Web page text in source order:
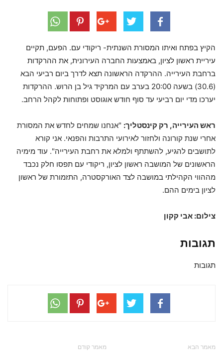
הקיץ בפתח ואיתו המסורת השנתית- ריקודי עם. הפעם, תקיים
עיריית ראשון לציון, באמצעות החברה העירונית, את ההרקדות
ברחבת העירייה. ההרקדה הראשונה תצא לדרך ביום רביעי הבא
(30.6) בשעה 20:00 בערב עם המרקיד גיל בן הרוש. ההרקדות
יערכו מדי יום רביעי עד סוף חודש אוגוסט ופתוחות לקהל הרחב.
ראש העירייה, רק קינסטליך: "אנחנו שמחים לחדש את המסורת
אחרי שנת קורונה ולחזור לאירועי התרבות והפנאי. אני קורא
לתושבים להגיע, להשתתף ולמלא את רחבת העירייה". עוד מימיה
הראשונים של המושבה ראשון לציון, ריקודי עם תפסו חלק נכבד
מההווי הקהילתי במושבה לצד האורקסטרה, התזמורת של ראשון
לציון בימים ההם.
צילום: אבי קקון
תגובות
תגובות
מאמר קודם מאמר הבא